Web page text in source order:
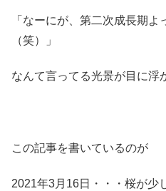
「なーにが、第二次成長期よ
（笑）」
なんて言ってる光景が目に浮
この記事を書いているのが
2021年3月16日・・・桜が少